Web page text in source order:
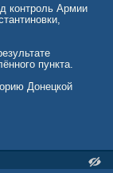
контроль Армии
пункта.
Донецкой